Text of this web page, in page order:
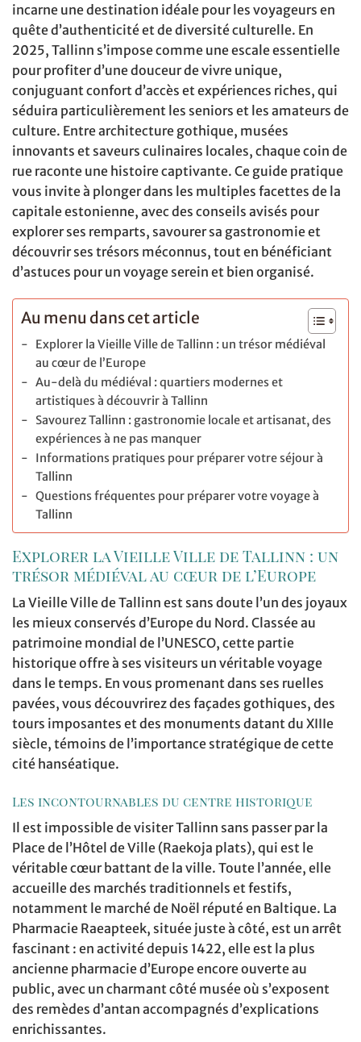
incarne une destination idéale pour les voyageurs en
quête d’authenticité et de diversité culturelle. En
2025, Tallinn s’impose comme une escale essentielle
pour profiter d’une douceur de vivre unique,
conjuguant confort d’accès et expériences riches, qui
séduira particulièrement les seniors et les amateurs de
culture. Entre architecture gothique, musées
innovants et saveurs culinaires locales, chaque coin de
rue raconte une histoire captivante. Ce guide pratique
vous invite à plonger dans les multiples facettes de la
capitale estonienne, avec des conseils avisés pour
explorer ses remparts, savourer sa gastronomie et
découvrir ses trésors méconnus, tout en bénéficiant
d’astuces pour un voyage serein et bien organisé.
Au menu dans cet article
Explorer la Vieille Ville de Tallinn : un trésor médiéval
au cœur de l’Europe
Au-delà du médiéval : quartiers modernes et
artistiques à découvrir à Tallinn
Savourez Tallinn : gastronomie locale et artisanat, des
expériences à ne pas manquer
Informations pratiques pour préparer votre séjour à
Tallinn
Questions fréquentes pour préparer votre voyage à
Tallinn
Explorer la Vieille Ville de Tallinn : un
trésor médiéval au cœur de l’Europe
La Vieille Ville de Tallinn est sans doute l’un des joyaux
les mieux conservés d’Europe du Nord. Classée au
patrimoine mondial de l’UNESCO, cette partie
historique offre à ses visiteurs un véritable voyage
dans le temps. En vous promenant dans ses ruelles
pavées, vous découvrirez des façades gothiques, des
tours imposantes et des monuments datant du XIIIe
siècle, témoins de l’importance stratégique de cette
cité hanséatique.
Les incontournables du centre historique
Il est impossible de visiter Tallinn sans passer par la
Place de l’Hôtel de Ville (Raekoja plats), qui est le
véritable cœur battant de la ville. Toute l’année, elle
accueille des marchés traditionnels et festifs,
notamment le marché de Noël réputé en Baltique. La
Pharmacie Raeapteek, située juste à côté, est un arrêt
fascinant : en activité depuis 1422, elle est la plus
ancienne pharmacie d’Europe encore ouverte au
public, avec un charmant côté musée où s’exposent
des remèdes d’antan accompagnés d’explications
enrichissantes.